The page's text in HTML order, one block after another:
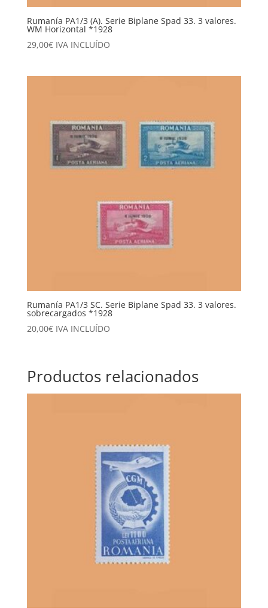
Rumanía PA1/3 (A). Serie Biplane Spad 33. 3 valores.
WM Horizontal *1928
29,00€ IVA INCLUÍDO
Rumanía PA1/3 SC. Serie Biplane Spad 33. 3 valores.
sobrecargados *1928
20,00€ IVA INCLUÍDO
Productos relacionados